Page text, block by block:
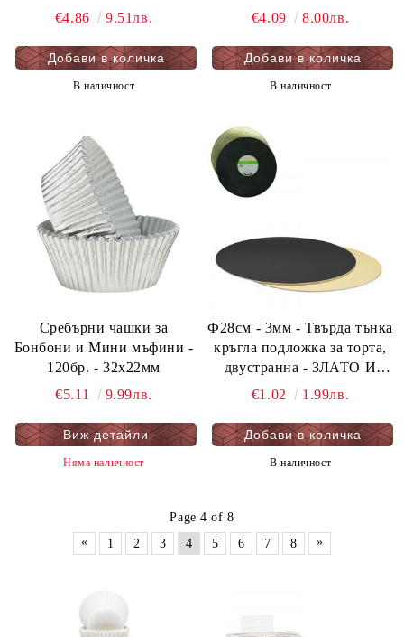
€4.86
9.51лв.
В наличност
€4.09
8.00лв.
В наличност
Сребърни чашки за
Бонбони и Мини мъфини -
120бр. - 32х22мм
€5.11
9.99лв.
Виж детайли
Няма наличност
Ф28см - 3мм - Твърда тънка
кръгла подложка за торта,
двустранна - ЗЛАТО И
ЧЕРНО - мукава - 1 бр.
€1.02 1.99лв.
В наличност
Page 4 of 8
«
1 2 3 4 5 6 7 8 »